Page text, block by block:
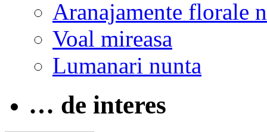
Aranajamente florale
Voal mireasa
Lumanari nunta
… de interes